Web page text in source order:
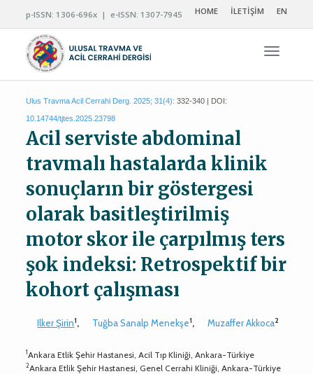
p-ISSN: 1306-696x | e-ISSN: 1307-7945 HOME İLETİŞİM EN
Ulus Travma Acil Cerrahi Derg. 2025; 31(4): 332-340 | DOI:
10.14744/tjtes.2025.23798
Acil serviste abdominal
travmalı hastalarda klinik
sonuçların bir göstergesi
olarak basitleştirilmiş
motor skor ile çarpılmış ters
şok indeksi: Retrospektif bir
kohort çalışması
Ilker Şirin1, Tuğba Sanalp Menekşe1, Muzaffer Akkoca2
1Ankara Etlik Şehir Hastanesi, Acil Tıp Kliniği, Ankara-Türkiye
2Ankara Etlik Şehir Hastanesi, Genel Cerrahi Kliniği, Ankara-Türkiye